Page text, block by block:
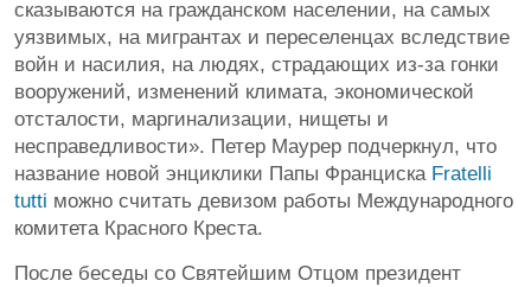
сказываются на гражданском населении, на самых
уязвимых, на мигрантах и переселенцах вследствие
войн и насилия, на людях, страдающих из-за гонки
вооружений, изменений климата, экономической
отсталости, маргинализации, нищеты и
несправедливости». Петер Маурер подчеркнул, что
название новой энциклики Папы Франциска Fratelli
tutti можно считать девизом работы Международного
комитета Красного Креста.
После беседы со Святейшим Отцом президент